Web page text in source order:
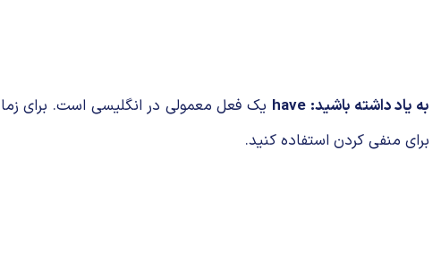
به یاد داشته باشید: have یک فعل معمولی در انگلیسی است. برای
برای منفی کردن استفاده کنید.